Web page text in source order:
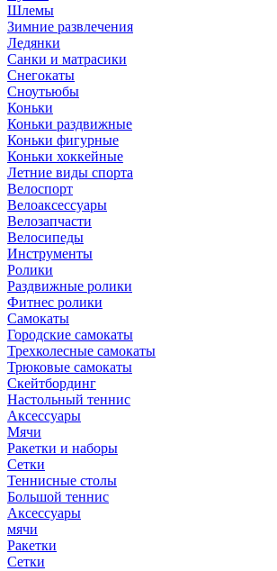
Шлемы
Зимние развлечения
Ледянки
Санки и матрасики
Снегокаты
Сноутьюбы
Коньки
Коньки раздвижные
Коньки фигурные
Коньки хоккейные
Летние виды спорта
Велоспорт
Велоаксессуары
Велозапчасти
Велосипеды
Инструменты
Ролики
Раздвижные ролики
Фитнес ролики
Самокаты
Городские самокаты
Трехколесные самокаты
Трюковые самокаты
Скейтбординг
Настольный теннис
Аксессуары
Мячи
Ракетки и наборы
Сетки
Теннисные столы
Большой теннис
Аксессуары
мячи
Ракетки
Сетки